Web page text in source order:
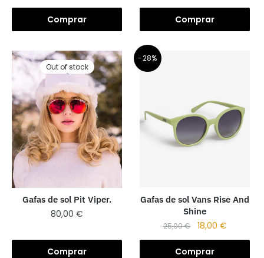
Comprar Comprar
Out of stock
Gafas de sol Pit Viper.
80,00€
Comprar
-28%
Gafas de sol Vans Rise And
Shine
25,00€ 18,00 €
Comprar